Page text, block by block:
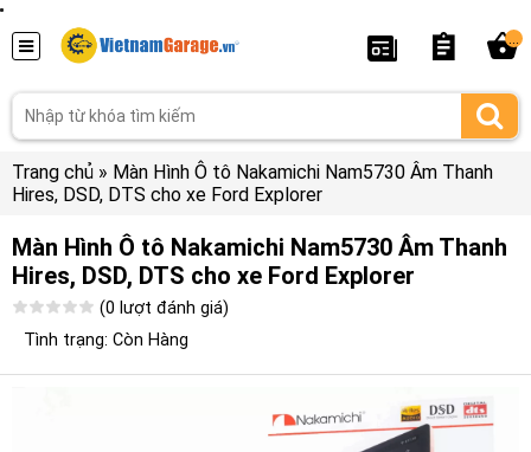
Trang chủ » Màn Hình Ô tô Nakamichi Nam5730 Âm Thanh
Hires, DSD, DTS cho xe Ford Explorer
Màn Hình Ô tô Nakamichi Nam5730 Âm Thanh
Hires, DSD, DTS cho xe Ford Explorer
(0 lượt đánh giá)
Tình trạng: Còn Hàng